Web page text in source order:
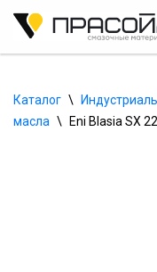
содержимому
Каталог \
масла \ Eni Blasia SX